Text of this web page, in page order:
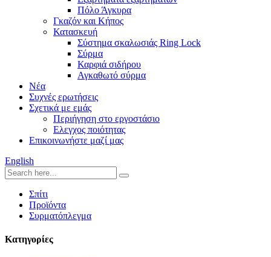
Πόλο Άγκυρα
Γκαζόν και Κήπος
Κατασκευή
Σύστημα σκαλωσιάς Ring Lock
Σύρμα
Καρφιά σιδήρου
Αγκαθωτό σύρμα
Νέα
Συχνές ερωτήσεις
Σχετικά με εμάς
Περιήγηση στο εργοστάσιο
Ελεγχος ποιότητας
Επικοινωνήστε μαζί μας
English
Σπίτι
Προϊόντα
Συρματόπλεγμα
Κατηγορίες